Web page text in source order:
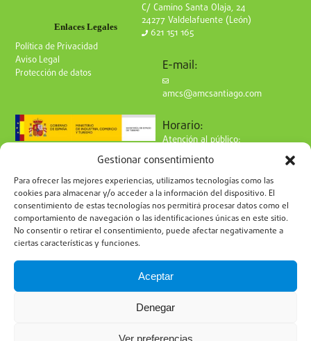
Gestionar consentimiento
Para ofrecer las mejores experiencias, utilizamos tecnologías como las
cookies para almacenar y/o acceder a la información del dispositivo. El
consentimiento de estas tecnologías nos permitirá procesar datos como el
comportamiento de navegación o las identificaciones únicas en este sitio.
No consentir o retirar el consentimiento, puede afectar negativamente a
ciertas características y funciones.
Aceptar
Denegar
Ver preferencias
Enlaces Legales
Política de Privacidad
Aviso Legal
Protección de datos
C/ Camino Santa Olaja, 24
24277 Valdelafuente (León)
621 151 165
E-mail:
amcs@amcsantiago.com
Horario:
Atención al público:
de Lunes a Viernes
de 9 a 15h
Síguenos en redes:
Suscríbete a nuestro boletín